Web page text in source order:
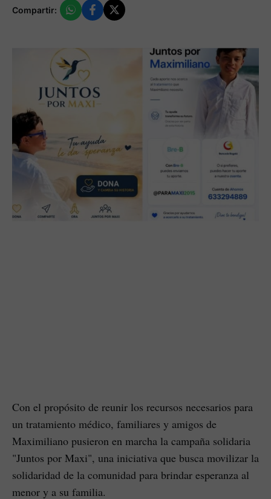
Compartir:
Con el propósito de reunir los recursos necesarios para
un tratamiento médico, familiares y amigos de
Maximiliano pusieron en marcha la campaña solidaria
"Juntos por Maxi", una iniciativa que busca movilizar la
solidaridad de la comunidad para brindar esperanza al
menor y a su familia.